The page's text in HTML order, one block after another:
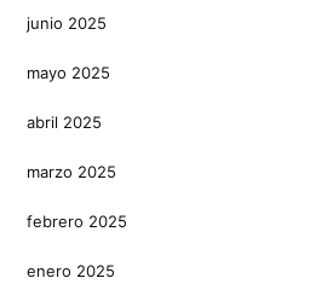
junio 2025
mayo 2025
abril 2025
marzo 2025
febrero 2025
enero 2025